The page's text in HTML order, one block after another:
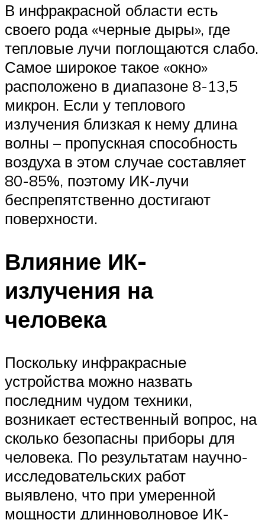
В инфракрасной области есть
своего рода «черные дыры», где
тепловые лучи поглощаются слабо.
Самое широкое такое «окно»
расположено в диапазоне 8-13,5
микрон. Если у теплового
излучения близкая к нему длина
волны – пропускная способность
воздуха в этом случае составляет
80-85%, поэтому ИК-лучи
беспрепятственно достигают
поверхности.
Влияние ИК-
излучения на
человека
Поскольку инфракрасные
устройства можно назвать
последним чудом техники,
возникает естественный вопрос, на
сколько безопасны приборы для
человека. По результатам научно-
исследовательских работ
выявлено, что при умеренной
мощности длинноволновое ИК-